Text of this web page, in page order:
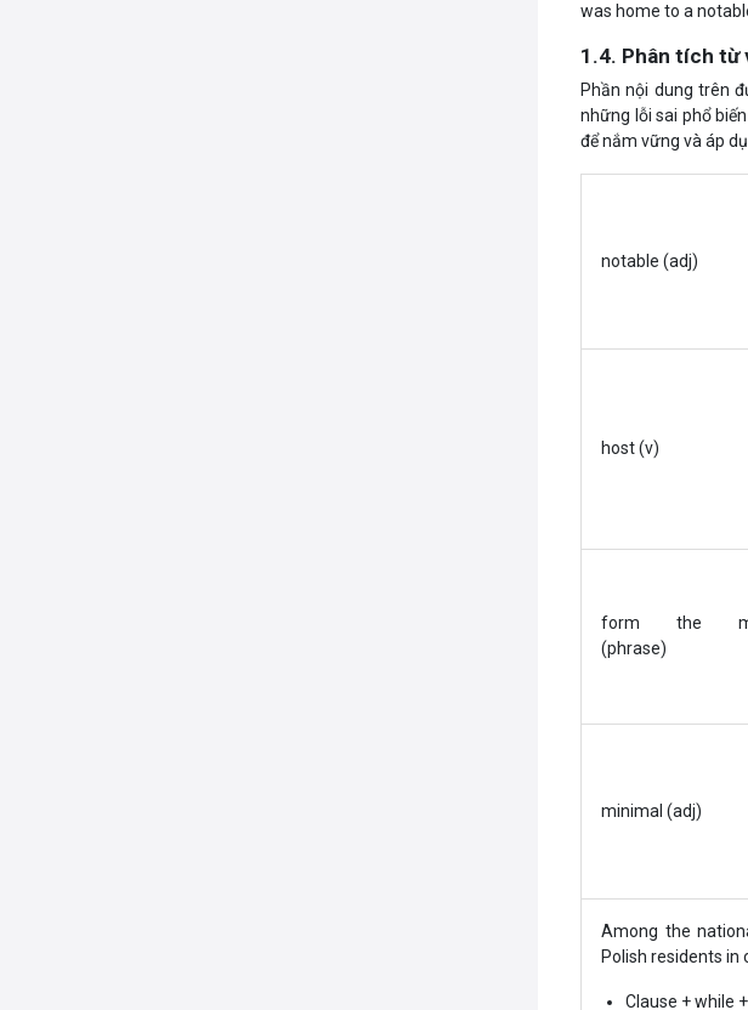
was home to a
1.4. Phân tích từ
Phần nội dung trên
những lỗi sai phổ
để nắm vững và áp
notable (adj)
host (v)
form the
(phrase)
minimal (adj)
Among the
Polish residents
Clause + while